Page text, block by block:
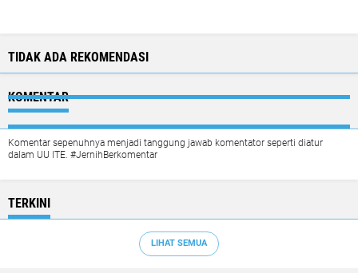
TIDAK ADA REKOMENDASI
KOMENTAR
Komentar sepenuhnya menjadi tanggung jawab komentator seperti diatur
dalam UU ITE. #JernihBerkomentar
TERKINI
LIHAT SEMUA